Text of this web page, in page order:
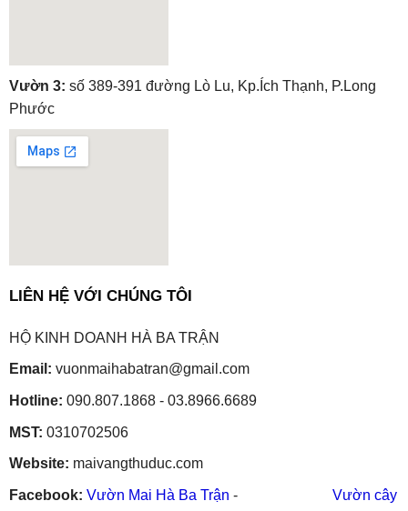
embedgooglemap.net
Vườn 3: số 389-391 đường Lò Lu, Kp.Ích Thạnh, P.Long
Phước
embedgooglemap.net
LIÊN HỆ VỚI CHÚNG TÔI
HỘ KINH DOANH HÀ BA TRẬN
Email: vuonmaihabatran@gmail.com
Hotline: 090.807.1868 - 03.8966.6689
MST: 0310702506
Website: maivangthuduc.com
Facebook: Vườn Mai Hà Ba Trận - Vườn cây